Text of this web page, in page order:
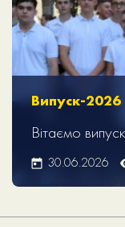
Випуск-2026
Вітаємо
30.06.2026